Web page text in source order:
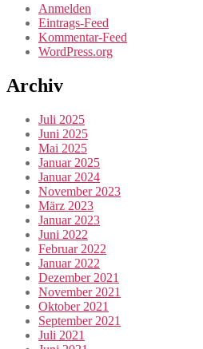
Anmelden
Eintrags-Feed
Kommentar-Feed
WordPress.org
Archiv
Juli 2025
Juni 2025
Mai 2025
Januar 2025
Januar 2024
November 2023
März 2023
Januar 2023
Juni 2022
Februar 2022
Januar 2022
Dezember 2021
November 2021
Oktober 2021
September 2021
Juli 2021